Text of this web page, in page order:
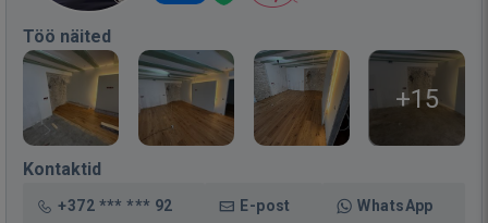
Töö näited
+15
Kontaktid
+372 *** *** 92 E-post WhatsApp